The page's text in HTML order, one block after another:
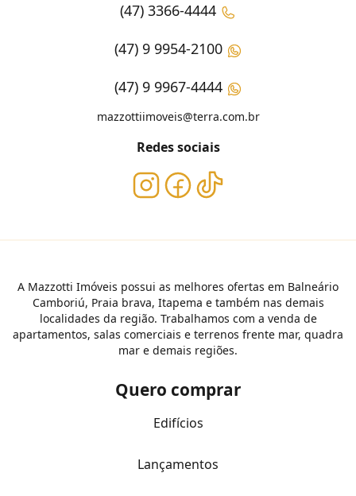
(47) 3366-4444
(47) 9 9954-2100
(47) 9 9967-4444
mazzottiimoveis@terra.com.br
Redes sociais
A Mazzotti Imóveis possui as melhores ofertas em Balneário
Camboriú, Praia brava, Itapema e também nas demais
localidades da região. Trabalhamos com a venda de
apartamentos, salas comerciais e terrenos frente mar, quadra
mar e demais regiões.
Quero comprar
Edifícios
Lançamentos